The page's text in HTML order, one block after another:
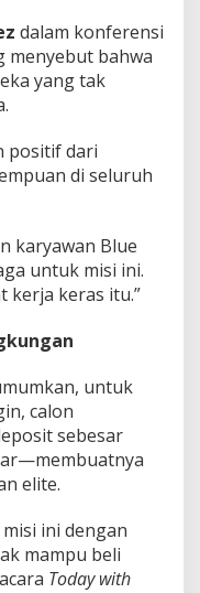
dalam konferensi
menyebut bahwa
yang tak
positif dari
di seluruh
karyawan Blue
untuk misi ini.
kerja keras itu.”
untuk
calon
sebesar
elite.
ini dengan
mampu beli
Today with